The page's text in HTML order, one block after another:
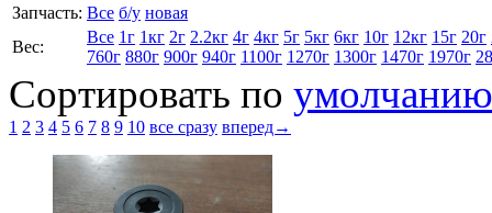
Запчасть: Все б/у новая
Вес:
Все 1г 1кг 2г 2.2кг 4г 4кг 5г 5кг 6кг 10г 12кг 15г 20г
760г 880г 900г 940г 1100г 1270г 1300г 1470г 1970г
Сортировать по умолчанию
1 2 3 4 5 6 7 8 9 10 все сразу вперед→